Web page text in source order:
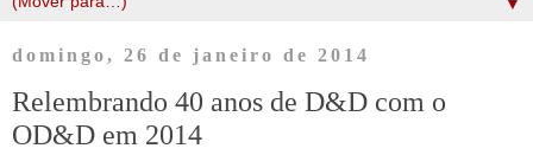
domingo, 26 de janeiro de 2014
Relembrando 40 anos de D&D com o
OD&D em 2014